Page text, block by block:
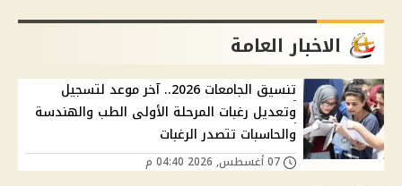
الاخبار العامة
تنسيق الجامعات 2026.. آخر موعد لتسجيل
وتعديل رغبات المرحلة الأولى الطب والهندسة
والحاسبات تتصدر الرغبات